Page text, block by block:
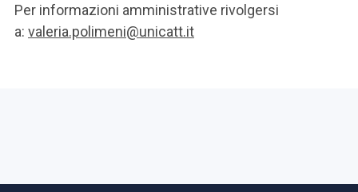
Per informazioni amministrative rivolgersi
a: valeria.polimeni@unicatt.it